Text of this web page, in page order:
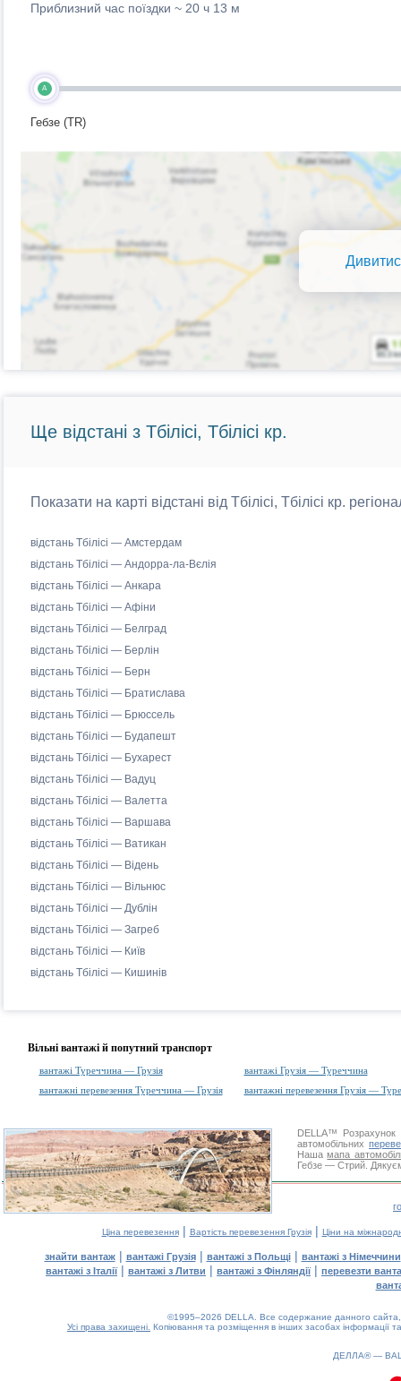
Приблизний час поїздки ~ 20 ч 13 м
A
Гебзе (TR)
Ще відстані з Тбілісі, Тбілісі кр.
Показати на карті відстані від Тбілісі, Тбілісі кр.
відстань Тбілісі — Амстердам
відстань Тбілісі — Андорра-ла-Вєлія
відстань Тбілісі — Анкара
відстань Тбілісі — Афіни
відстань Тбілісі — Белград
відстань Тбілісі — Берлін
відстань Тбілісі — Берн
відстань Тбілісі — Братислава
відстань Тбілісі — Брюссель
відстань Тбілісі — Будапешт
відстань Тбілісі — Бухарест
відстань Тбілісі — Вадуц
відстань Тбілісі — Валетта
відстань Тбілісі — Варшава
відстань Тбілісі — Ватикан
відстань Тбілісі — Відень
відстань Тбілісі — Вільнюс
відстань Тбілісі — Дублін
відстань Тбілісі — Загреб
відстань Тбілісі — Київ
відстань Тбілісі — Кишинів
Вільні вантажі й попутний транспорт
вантажі Туреччина — Грузія
вантажі Грузія — Туреччина
вантажні перевезення Туреччина — Грузія
вантажні перевезення Грузія —
DELLA™ Розрахунок
автомобільних
Нашамапа
Гебзе — Стрий.
Ціна перевезення| Вартість перевезення Грузія| Ціни на
знайти вантаж| вантажі Грузія| вантажі з Польщі| вантажі з Німеччини
вантажі з Італії| вантажі з Литви | вантажі з Фінляндії| перевезти
©1995–2026 DELLA. Все содержание данного
Усі права захищені. Копіювання та розміщення в інших засобах інформації
ДЕЛЛА® —